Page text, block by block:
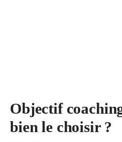
Objectif
bien le choisir ?